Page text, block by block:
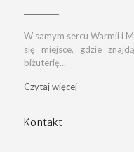
W samym sercu Warmii i
się miejsce, gdzie
biżuterię...
Czytaj więcej
Kontakt